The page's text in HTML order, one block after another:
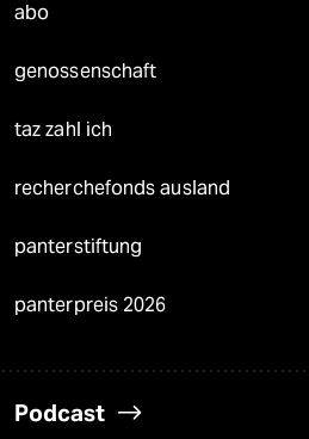
abo
genossenschaft
taz zahl ich
recherchefonds ausland
panterstiftung
panterpreis 2026
Podcast